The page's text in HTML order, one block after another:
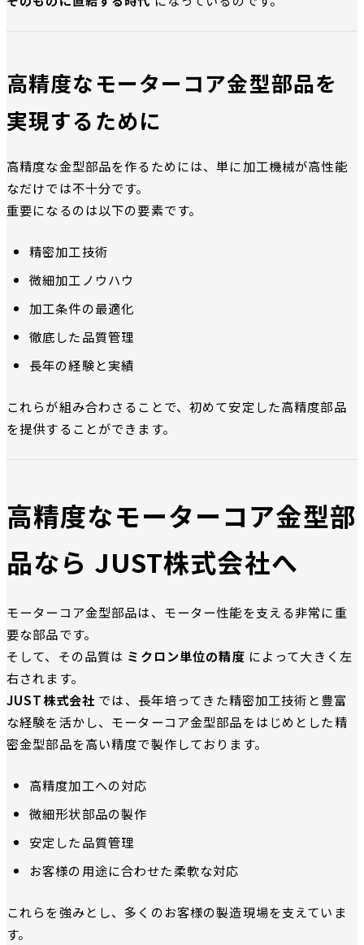
高精度なモーターコア金型部品を
実現するために
高精度な金型部品を作るためには、単に加工機械が高性能
なだけでは不十分です。
重要になるのは以下の要素です。
精密加工技術
微細加工ノウハウ
加工条件の最適化
徹底した品質管理
長年の経験と実績
これらが組み合わさることで、初めて安定した高精度部品
を提供することができます。
高精度なモーターコア金型部
品なら JUST株式会社へ
モーターコア金型部品は、モーター性能を支える非常に重
要な部品です。
そして、その品質は ミクロン単位の精度 によって大きく左
右されます。
JUST株式会社 では、長年培ってきた精密加工技術と豊富
な経験を活かし、モーターコア金型部品をはじめとした精
密金型部品を高い精度で製作しております。
高精度加工への対応
微細形状部品の製作
安定した品質管理
お客様の用途に合わせた柔軟な対応
これらを強みとし、多くのお客様の製造現場を支えていま
す。